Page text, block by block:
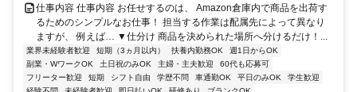
仕事内容 仕事内容 お任せするのは、 Amazon倉庫内で商品を出荷す
るためのシンプルなお仕事！ 担当する作業は配属先によって異なり
ますが、 例えば… ▼仕分け 商品を決められた場所へ分けるだけ！...
業界未経験者歓迎 短期（3ヵ月以内） 扶養内勤務OK
週1日からOK
副業・WワークOK
土日祝のみOK 主婦・主夫歓迎
60代も応募可
フリーター歓迎
短期 シフト自由 学歴不問 車通勤OK 平日のみOK
学生歓迎